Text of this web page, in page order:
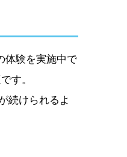
体験を実施中で
す。
続けられるよ